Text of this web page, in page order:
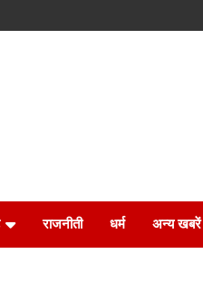
राजनीती धर्म अन्य खबरें